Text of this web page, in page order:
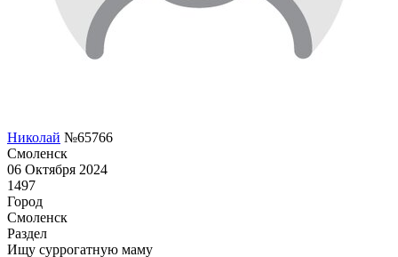
Николай №65766
Смоленск
06 Октября 2024
1497
Город
Смоленск
Раздел
Ищу суррогатную маму